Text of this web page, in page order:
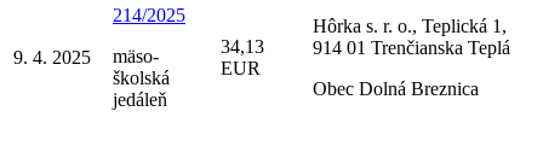
9. 4. 2025
214/2025
mäso-
školská
jedáleň
34,13
EUR
Hôrka s. r. o., Teplická 1,
914 01 Trenčianska Teplá
Obec Dolná Breznica